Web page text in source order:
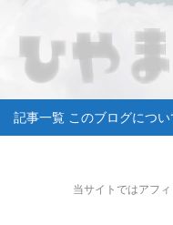
記事一覧 このブログについ
当サイトではアフ